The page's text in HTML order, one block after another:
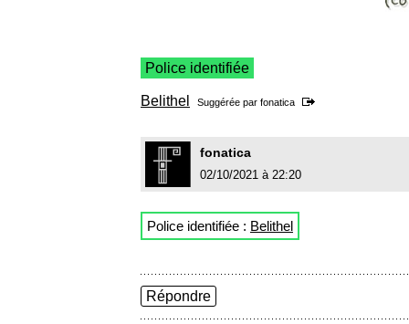
Police identifiée
Belithel Suggérée par fonatica
fonatica
02/10/2021 à 22:20
Police identifiée : Belithel
Répondre